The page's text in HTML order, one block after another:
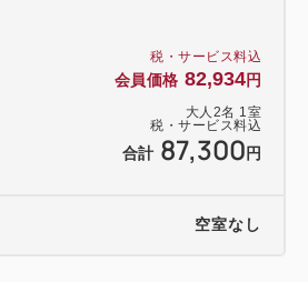
税・サービス料込
会員価格 82,934円
大人 2名 1 室
税・サービス料込
合計 87,300 円
空室なし